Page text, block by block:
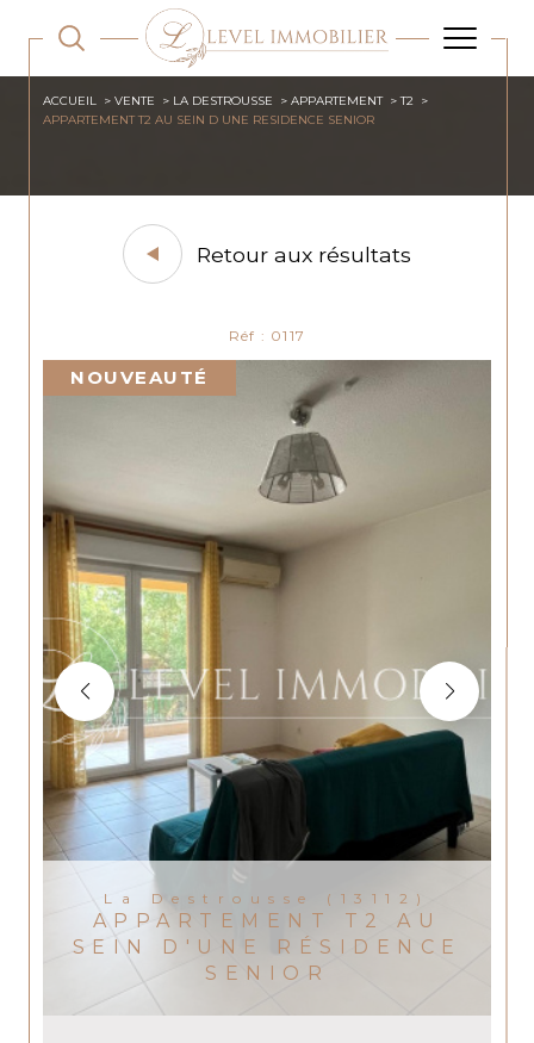
ACCUEIL VENTE LA DESTROUSSE APPARTEMENT
T2
APPARTEMENT T2 AU SEIN D UNE RESIDENCE SENIOR
Retour aux résultats
Réf : 0117
NOUVEAUTÉ
La Destrousse (13112)
APPARTEMENT T2 AU
SEIN D'UNE RÉSIDENCE
SENIOR